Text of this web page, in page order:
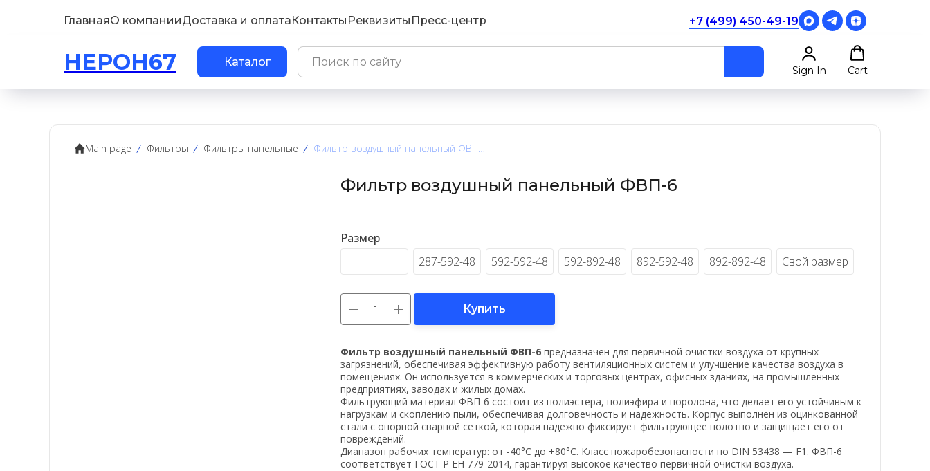
ГлавнаяО компанииДоставка и оплатаКонтакты Реквизиты Пресс-центр +7 (499) 450-49-19
НЕРОН67 Каталог
Sign In Cart
Main page Фильтры Фильтры панельные Фильтр воздушный панельный ФВП-6
Фильтр воздушный панельный ФВП-6
Размер
287-592-48 592-592-48 592-892-48 892-592-48 892-892-48 Свой размер
Купить
Фильтр воздушный панельный ФВП-6 предназначен для первичной очистки воздуха от крупных
загрязнений, обеспечивая эффективную работу вентиляционных систем и улучшение качества воздуха в
помещениях. Он используется в коммерческих и торговых центрах, офисных зданиях, на промышленных
предприятиях, заводах и жилых домах.
Фильтрующий материал ФВП-6 состоит из полиэстера, полиэфира и поролона, что делает его устойчивым к
нагрузкам и скоплению пыли, обеспечивая долговечность и надежность. Корпус выполнен из оцинкованной
стали с опорной сварной сеткой, которая надежно фиксирует фильтрующее полотно и защищает его от
повреждений.
Диапазон рабочих температур: от -40°С до +80°С. Класс пожаробезопасности по DIN 53438 — F1. ФВП-6
соответствует ГОСТ Р ЕН 779-2014, гарантируя высокое качество первичной очистки воздуха.